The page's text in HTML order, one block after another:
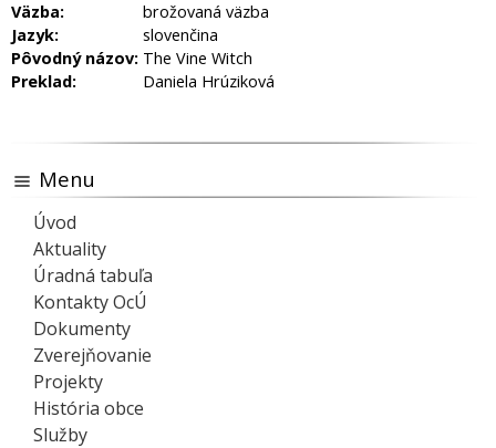
Väzba:
brožovaná väzba
Jazyk:
slovenčina
Pôvodný názov: The Vine Witch
Preklad:
Daniela Hrúziková
Menu
Úvod
Aktuality
Úradná tabuľa
Kontakty OcÚ
Dokumenty
Zverejňovanie
Projekty
História obce
Služby